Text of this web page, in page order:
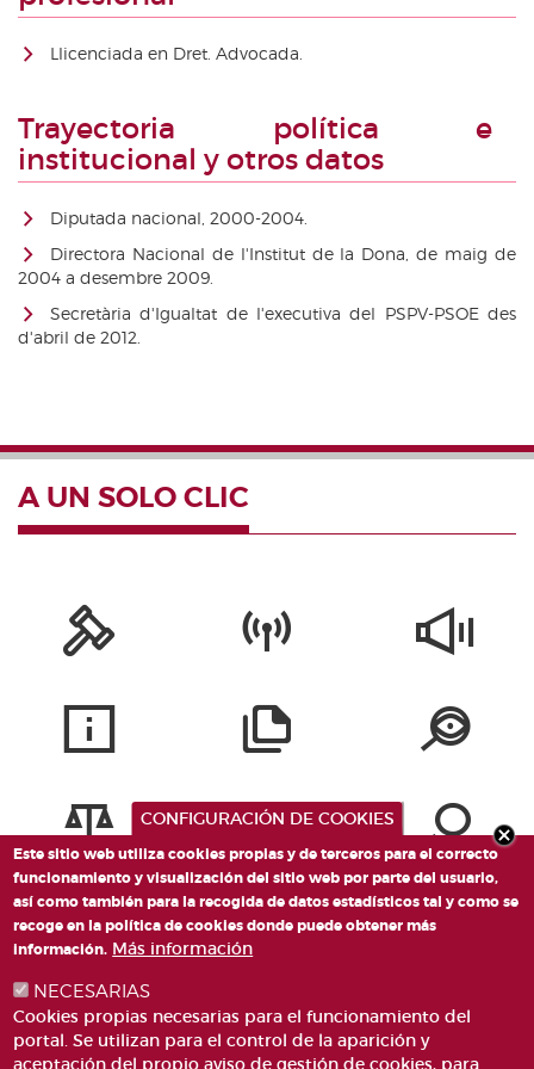
Llicenciada en Dret. Advocada.
Trayectoria política e
institucional y otros datos
Diputada nacional, 2000-2004.
Directora Nacional de l'Institut de la Dona, de maig de
2004 a desembre 2009.
Secretària d'Igualtat de l'executiva del PSPV-PSOE des
d'abril de 2012.
A UN SOLO CLIC
CONFIGURACIÓN DE COOKIES
Este sitio web utiliza cookies propias y de terceros para el correcto
funcionamiento y visualización del sitio web por parte del usuario,
así como también para la recogida de datos estadísticos tal y como se
recoge en la política de cookies donde puede obtener más
información. Más información
NECESARIAS
Cookies propias necesarias para el funcionamiento del
portal. Se utilizan para el control de la aparición y
aceptación del propio aviso de gestión de cookies, para